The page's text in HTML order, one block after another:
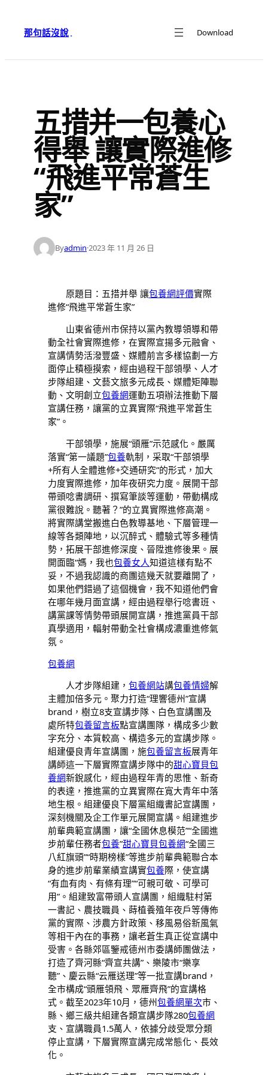
內
那句話沒說· Download
五措并一包養心
得舉 讓實際進修
“飛進平常蒼生
家”
Byadmin·2023 年 11 月 26 日
原題目：五措并舉 讓包養網評價實際
進修“飛進平常蒼生家”
山東省德州市保持以黨內教導領導和帶
動全社會實際進修，在實際宣揚多元融會、
宣講情勢活潑豐盛、媒體前言多樣協劃一方
面停止積極摸索，經由過程干部領學、人才
步隊組建、文藝文旅多元成長、媒體矩陣聯
動、文明創立包養網運動五項辦法推動下層
宣講任務，讓黨的立異實際“飛進平常蒼生
家”。
干部領學，施展“頭雁”示范感化。嚴厲
落實“第一議題”包養軌制，采取“干部領學
+所有人全體進修+交通研究”的形式，加大
力度實際進修，加年夜研究力度。展開干部
帶頭唸書調研、撰寫筆談等運動，帶動構成
黨很難說。聽著？”的立異實際進修高潮。
將實際講堂搬進白色教導基地、下層管理一
線等各類陣地，以沉醉式、體驗式等多種情
勢，拓展干部進修深度、晉陞進修後果。展
開面臨“媽，我也包養女人知道這樣有點不
妥，不過我認識的商團這幾天就要離開了，
如果他們錯過了這個機會，我不知道他們會
在哪年幾月面宣講，經由過程舉行唸書班、
講黨課等情勢帶頭展開宣講，推進黨員干部
真學適用，輻射帶動全社會構成濃重進修氣
氛。
包養網
人才步隊組建， 包養網站講包養情婦解
主體加倍多元。聚力打造“理響德州”宣講
brand，樹立8支宣講步隊、白色宣講團及
處所特包養留言板點宣講團隊，構成多少數
字充分、本質較高、構造多元的宣講步隊。
組建優良青年宣講團，施包養留言板展青年
講師這一下層實際宣講步隊中的甜心寶貝包
養網新銳感化，經由過程年青的思惟、新奇
的表達，推進黨的立異實際在寬大青年中落
地生根。組建優良下層黨組織書記宣講團，
深刻機關及企工作單元展開宣講。組建進步
前輩典範宣講團，讓“全國休息模范”“全國進
步前輩任務者包養”甜心寶貝包養網“全國三
八紅旗頭”“時期榜樣”等進步前輩典範聯合本
身的進步前輩業績宣講實包養際，使宣講
“有血有肉、有條有理”“可親可敬、可學可
用”。組建致富帶頭人宣講團，組織駐村第
一書記、農技職員、蒔植養殖年夜戶等傳佈
黨的實際、涉農方針政策、移風易俗新風氣
等相干內在的事務，讓老蒼生真正從宣講中
受害。各縣郊區鑒戒德州市委講師團做法，
打造了齊河縣“齊宣共講”、樂陵市“樂享
聽”、慶云縣“云雁送理”等一批宣講brand，
全市構成“頭雁領飛、眾雁齊飛”的宣講格
式。截至2023年10月，德州包養網單次市、
縣、鄉三級共組建各類宣講步隊280包養網
支、宣講職員1.5萬人，依據分歧受眾分類
停止宣講，下層實際宣講完成常態化、長效
化。